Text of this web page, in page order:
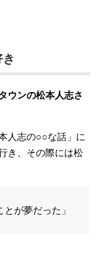
ウンの松本人志さ
人志の○○な話」に
き、その際には松
が夢だった」